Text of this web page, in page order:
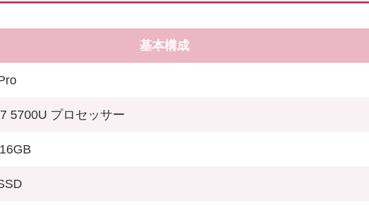
基本構成
5700U プロセッサー